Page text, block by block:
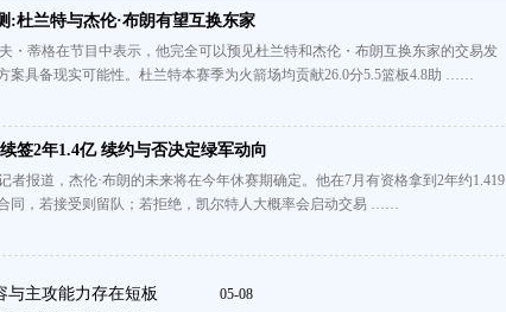
:杜兰特与杰伦·布朗有望互换东家
・蒂格在节目中表示，他完全可以预见杜兰特和杰伦・布朗互换东家的交易发
案具备现实可能性。杜兰特本赛季为火箭场均贡献26.0分5.5篮板4.8助 ……
签2年1.4亿 续约与否决定绿军动向
者报道，杰伦·布朗的未来将在今年休赛期确定。他在7月有资格拿到2年约1.419
同，若接受则留队；若拒绝，凯尔特人大概率会启动交易 ……
与主攻能力存在短板 05-08